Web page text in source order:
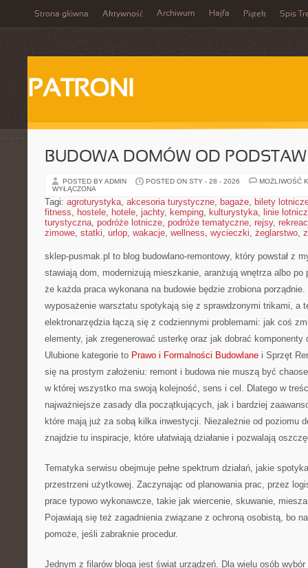
Strona główna Aktywność Archiwum Hajfa Piątek Spis
PATRONI
BUDOWA DOMÓW OD PODSTAW
POSTED BY ADMIN POSTED ON STY - 28 - 2026
MOŻLIWOŚĆ
WYŁĄCZONA
Tagi: agroturystyka, akcesoria turystyczne, bagaże, bilety
fitness, hostele, hotele, jachty, kemping, kulturystyka, linie
turystyczna, podróże lotnicze, podróże tematyczne, rejsy,
zimowe, statki, urlop, wakacje, wellness, wycieczki, żeglarstwo,
sklep-pusmak.pl to blog budowlano-remontowy, który powstał z
stawiają dom, modernizują mieszkanie, aranżują wnętrza albo
że każda praca wykonana na budowie będzie zrobiona
wyposażenie warsztatu spotykają się z sprawdzonymi trikami, a
elektronarzędzia łączą się z codziennymi problemami: jak coś
elementy, jak zregenerować usterkę oraz jak dobrać komponenty
Ulubione kategorie to Prawo i Formalności Budowlane i Sprzęt
się na prostym założeniu: remont i budowa nie muszą być
w której wszystko ma swoją kolejność, sens i cel. Dlatego w
najważniejsze zasady dla początkujących, jak i bardziej
które mają już za sobą kilka inwestycji. Niezależnie od poziomu
znajdzie tu inspiracje, które ułatwiają działanie i pozwalają
Tematyka serwisu obejmuje pełne spektrum działań, jakie
przestrzeni użytkowej. Zaczynając od planowania prac, przez
prace typowo wykonawcze, takie jak wiercenie, skuwanie,
Pojawiają się też zagadnienia związane z ochroną osobistą, bo
pomoże, jeśli zabraknie procedur.
Jednym z filarów bloga jest świat urządzeń. Dla wielu osób